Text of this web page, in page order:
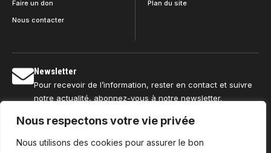
Nous respectons votre vie privée
Nous utilisons des cookies pour assurer le bon
Faire un don
Nous contacter
Plan du site
Newsletter
Pour recevoir de l’information, rester en contact et suivre
notre actualité, abonnez-vous à notre newsletter.